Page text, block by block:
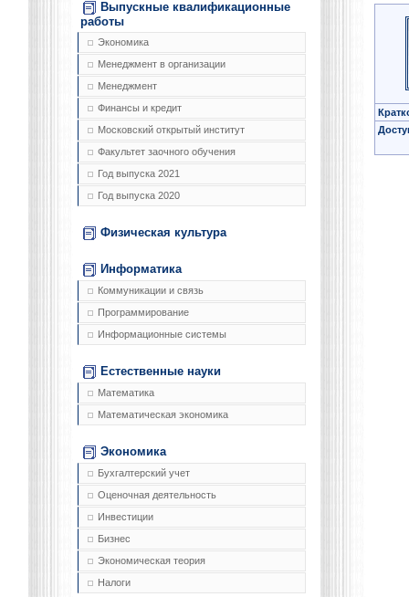
Выпускные квалификационные
работы
Экономика
Менеджмент в организации
Менеджмент
Финансы и кредит
Московский открытый институт
Факультет заочного обучения
Год выпуска 2021
Год выпуска 2020
Физическая культура
Информатика
Коммуникации и связь
Программирование
Информационные системы
Естественные науки
Математика
Математическая экономика
Экономика
Бухгалтерский учет
Оценочная деятельность
Инвестиции
Бизнес
Экономическая теория
Налоги